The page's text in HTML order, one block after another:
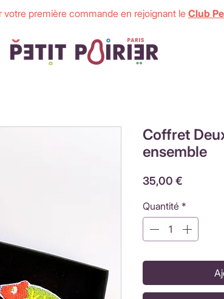
votre première commande en rejoignant le Club
Coffret
ensemble
35,00 €
Quantité *